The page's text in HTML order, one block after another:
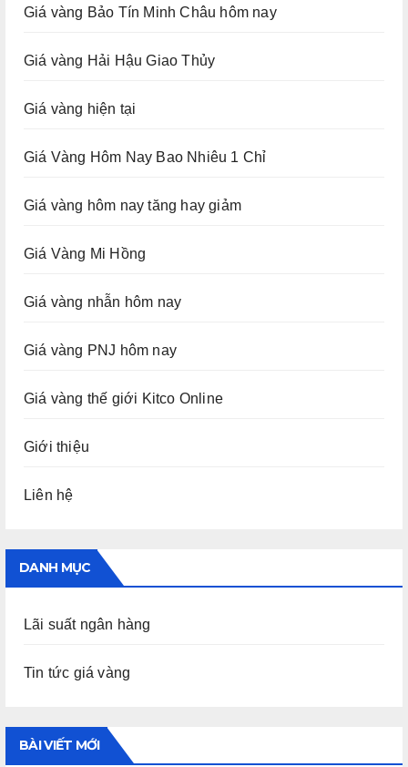
Giá vàng Bảo Tín Minh Châu hôm nay
Giá vàng Hải Hậu Giao Thủy
Giá vàng hiện tại
Giá Vàng Hôm Nay Bao Nhiêu 1 Chỉ
Giá vàng hôm nay tăng hay giảm
Giá Vàng Mi Hồng
Giá vàng nhẫn hôm nay
Giá vàng PNJ hôm nay
Giá vàng thế giới Kitco Online
Giới thiệu
Liên hệ
DANH MỤC
Lãi suất ngân hàng
Tin tức giá vàng
BÀI VIẾT MỚI